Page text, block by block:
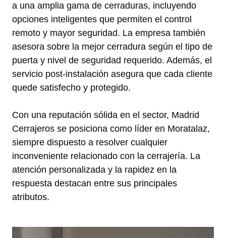
a una amplia gama de cerraduras, incluyendo
opciones inteligentes que permiten el control
remoto y mayor seguridad. La empresa también
asesora sobre la mejor cerradura según el tipo de
puerta y nivel de seguridad requerido. Además, el
servicio post-instalación asegura que cada cliente
quede satisfecho y protegido.
Con una reputación sólida en el sector, Madrid
Cerrajeros se posiciona como líder en Moratalaz,
siempre dispuesto a resolver cualquier
inconveniente relacionado con la cerrajería. La
atención personalizada y la rapidez en la
respuesta destacan entre sus principales
atributos.